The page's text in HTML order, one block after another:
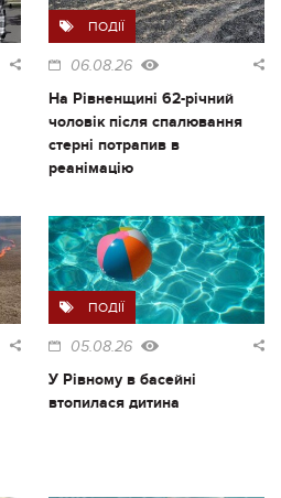
ПОДІЇ
06.08.26
На Рівненщині 62-річний
чоловік після спалювання
стерні потрапив в
реанімацію
ПОДІЇ
05.08.26
У Рівному в басейні
втопилася дитина